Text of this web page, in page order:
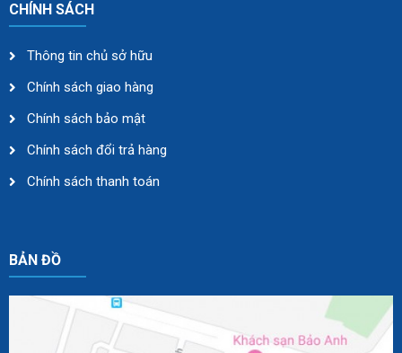
CHÍNH SÁCH
Thông tin chủ sở hữu
Chính sách giao hàng
Chính sách bảo mật
Chính sách đổi trả hàng
Chính sách thanh toán
BẢN ĐỒ